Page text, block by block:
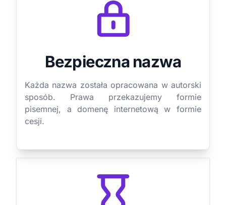
Bezpieczna nazwa
Każda nazwa została opracowana w autorski
sposób. Prawa przekazujemy formie
pisemnej, a domenę internetową w formie
cesji.